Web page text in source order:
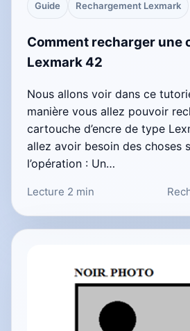
Guide Rechargement Lexmark
Comment recharger une
Lexmark 42
Nous allons voir dans ce
manière vous allez pouvoir
cartouche d’encre de type
allez avoir besoin des choses
l’opération : Un…
Lecture 2 min